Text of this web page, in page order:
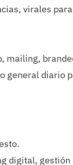
virales
mailing,
general diario
digital,